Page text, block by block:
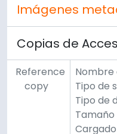
Imágenes
Copias de
Reference
copy
Nombre
Tipo de
Tipo de
Cargado